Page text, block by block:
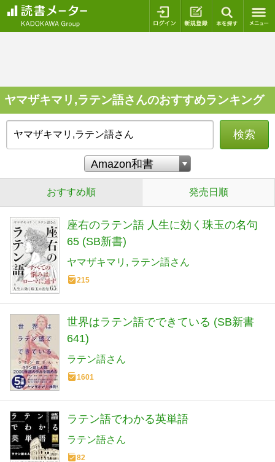
ログイン 新規登録
ヤマザキマリ,ラテン語さんのおすすめランキング
検索
おすすめ順 発売日順
座右のラテン語 人生に効く珠玉の名句
65 (SB新書)
ヤマザキマリ ラテン語さん
215
世界はラテン語でできている (SB新書
641)
ラテン語さん
1601
ラテン語でわかる英単語
ラテン語さん
82